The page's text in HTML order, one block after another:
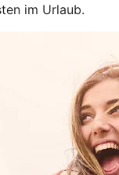
im Urlaub.